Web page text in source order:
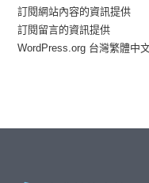
訂閱網站內容的資訊提供
訂閱留言的資訊提供
WordPress.org 台灣繁體中